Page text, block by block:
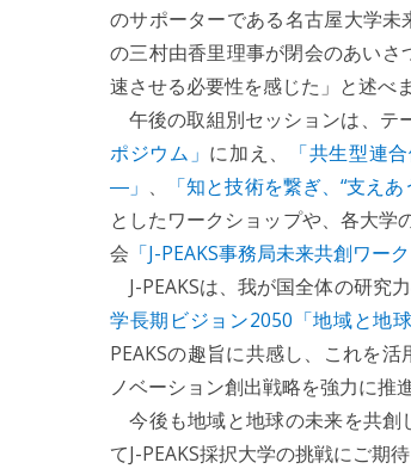
のサポーターである名古屋大学
の三村由香里理事が閉会のあい
速させる必要性を感じた」と述べま
午後の取組別セッションは、テ
ポジウム」 に加え、
「共生型連
―」 、 「知と技術を繋ぎ、“支え
としたワークショップや、各大学
会 「J-PEAKS事務局未来共創ワー
J-PEAKSは、我が国全体の研究
学長期ビジョン2050「地域と地
PEAKSの趣旨に共感し、これを
ノベーション創出戦略を強力に推
今後も地域と地球の未来を共創
てJ-PEAKS採択大学の挑戦にご期待